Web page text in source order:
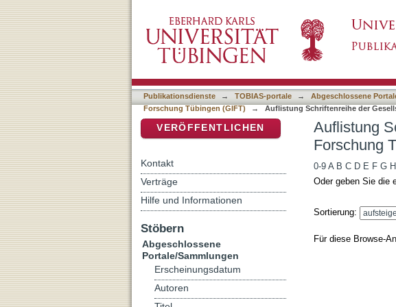
Autor
Publikationsdienste → TOBIAS-portale → Abgeschlossene
Forschung Tübingen (GIFT)
→ Auflistung Schriftenreihe der
Auflistung
Forschung
0-9 A B C D E F G H
Oder geben Sie die
Sortierung:
Für diese Browse-
VERÖFFENTLICHEN
Kontakt
Verträge
Hilfe und Informationen
Stöbern
Abgeschlossene
Portale/Sammlungen
Erscheinungsdatum
Autoren